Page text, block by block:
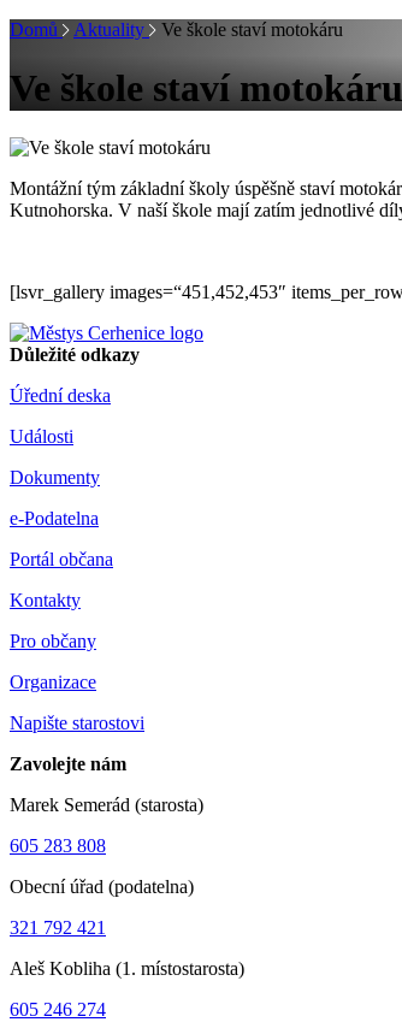
Domů
Aktuality Ve škole staví motokáru
Ve škole staví motokáru
Montážní tým základní školy úspěšně staví
Kutnohorska. V naší škole mají zatím jednotlivé
[lsvr_gallery images=“451,452,453″
Důležité odkazy
Úřední deska
Události
Dokumenty
e-Podatelna
Portál občana
Kontakty
Pro občany
Organizace
Napište starostovi
Zavolejte nám
Marek Semerád (starosta)
605 283 808
Obecní úřad (podatelna)
321 792 421
Aleš Kobliha (1. místostarosta)
605 246 274